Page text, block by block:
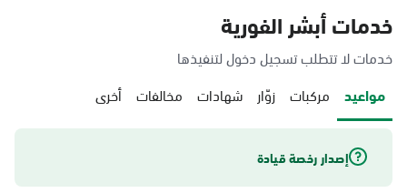
خدمات أبشر الفورية
خدمات لا تتطلب تسجيل دخول لتنفيذها
مواعيد مركبات زوّار شهادات مخالفات أخرى
إصدار رخصة قيادة